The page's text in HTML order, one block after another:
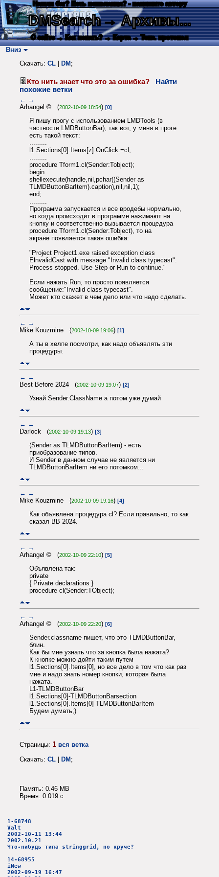
Нашли баг? Есть пожелания? - напишите автору
DMSearch→ Архивы...
О сайте → Как искать? → Карта → Текс. протокол
Вниз
Скачать: CL DM ;
Кто нить знает что это за ошибка?
Найти
похожие ветки
← →
Arhangel © (2002-10-09 18:54) [0]
Я пишу прогу с использованием LMDTools (в
частности LMDButtonBar), так вот, у меня в проге
есть такой текст:
.........
l1.Sections[0].Items[z].OnClick:=cl;
.........
procedure Tform1.cl(Sender:Tobject);
begin
shellexecute(handle,nil,pchar((Sender as
TLMDButtonBarItem).caption),nil,nil,1);
end;
.........
Программа запускается и все вродебы нормально,
но когда происходит в программе нажимают на
кнопку и соответственно вызывается процедура
procedure Tform1.cl(Sender:Tobject), то на
экране появляется такая ошибка:
"Project Project1.exe raised exception class
ElnvalidCast with message "Invalid class typecast".
Process stopped. Use Step or Run to continue."
Если нажать Run, то просто появляется
сообщение:"Invalid class typecast".
Может кто скажет в чем дело или что надо сделать.
← →
Mike Kouzmine (2002-10-09 19:06) [1]
А ты в хелпе посмотри, как надо объявлять эти
процедуры.
← →
Best Before 2024 (2002-10-09 19:07) [2]
Узнай Sender.ClassName а потом уже думай
← →
Darlock (2002-10-09 19:13) [3]
(Sender as TLMDButtonBarItem) - есть
приобразование типов.
И Sender в данном случае не является ни
TLMDButtonBarItem ни его потомком...
← →
Mike Kouzmine (2002-10-09 19:16) [4]
Как объявлена процедура cl? Если правильно, то как
сказал BB 2024.
← →
Arhangel © (2002-10-09 22:10) [5]
Объявлена так:
private
{ Private declarations }
procedure cl(Sender:TObject);
← →
Arhangel © (2002-10-09 22:20) [6]
Sender.classname пишет, что это TLMDButtonBar,
блин.
Как бы мне узнать что за кнопка была нажата?
К кнопке можно дойти таким путем
l1.Sections[0].Items[0], но все дело в том что как раз
мне и надо знать номер кнопки, которая была
нажата.
L1-TLMDButtonBar
l1.Sections[0]-TLMDButtonBarsection
l1.Sections[0].Items[0]-TLMDButtonBarItem
Будем думать;)
Страницы: 1 вся ветка
Скачать: CL | DM;
Память: 0.46 MB
Время: 0.019 c
1-68748
Valt
2002-10-11 13:44
2002.10.21
Что-нибудь типа stringgrid, но круче?
14-68955
iNew
2002-09-19 16:47